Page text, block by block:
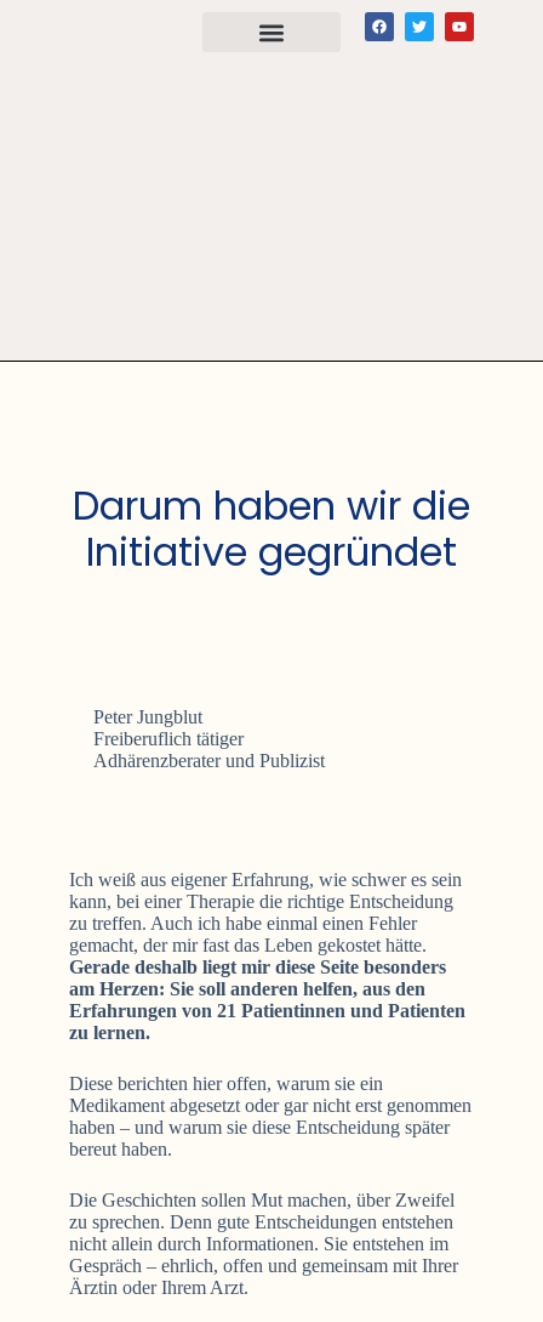
Darum haben wir die
Initiative gegründet
Peter Jungblut
Freiberuflich tätiger
Adhärenzberater und Publizist
Ich weiß aus eigener Erfahrung, wie schwer es sein
kann, bei einer Therapie die richtige Entscheidung
zu treffen. Auch ich habe einmal einen Fehler
gemacht, der mir fast das Leben gekostet hätte.
Gerade deshalb liegt mir diese Seite besonders
am Herzen: Sie soll anderen helfen, aus den
Erfahrungen von 21 Patientinnen und Patienten
zu lernen.
Diese berichten hier offen, warum sie ein
Medikament abgesetzt oder gar nicht erst genommen
haben – und warum sie diese Entscheidung später
bereut haben.
Die Geschichten sollen Mut machen, über Zweifel
zu sprechen. Denn gute Entscheidungen entstehen
nicht allein durch Informationen. Sie entstehen im
Gespräch – ehrlich, offen und gemeinsam mit Ihrer
Ärztin oder Ihrem Arzt.